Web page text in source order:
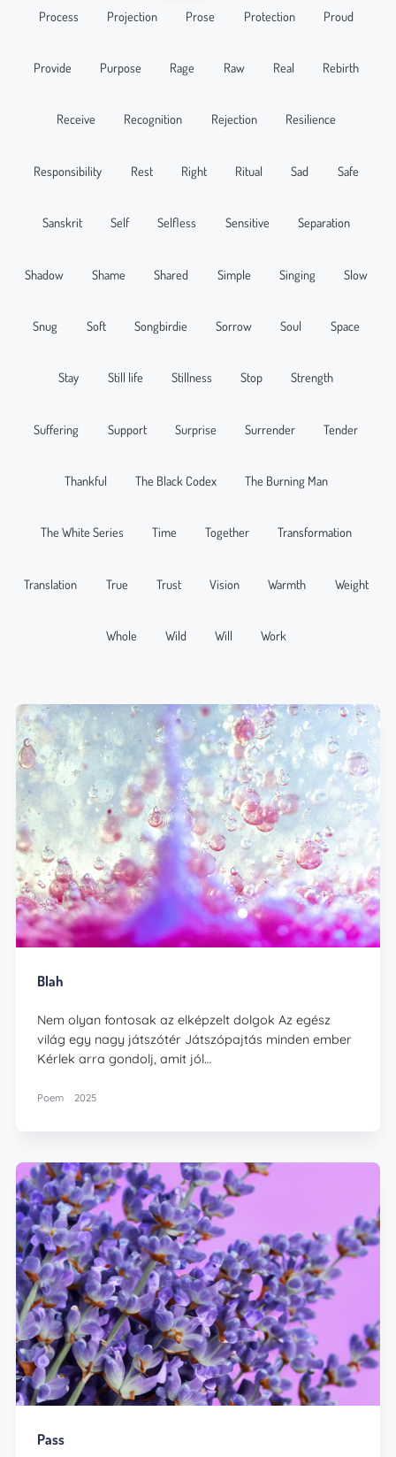
Process Projection Prose Protection Proud
Provide Purpose Rage Raw Real Rebirth
Receive Recognition Rejection Resilience
Responsibility Rest Right Ritual Sad Safe
Sanskrit Self Selfless Sensitive Separation
Shadow Shame Shared Simple Singing Slow
Snug Soft Songbirdie Sorrow Soul Space
Stay Still life Stillness Stop Strength
Suffering Support Surprise Surrender Tender
Thankful The Black Codex The Burning Man
The White Series Time Together Transformation
Translation True Trust Vision Warmth Weight
Whole Wild Will Work
Blah
Nem olyan fontosak az elképzelt dolgok Az egész
világ egy nagy játszótér Játszópajtás minden ember
Kérlek arra gondolj, amit jól…
Poem 2025
Pass